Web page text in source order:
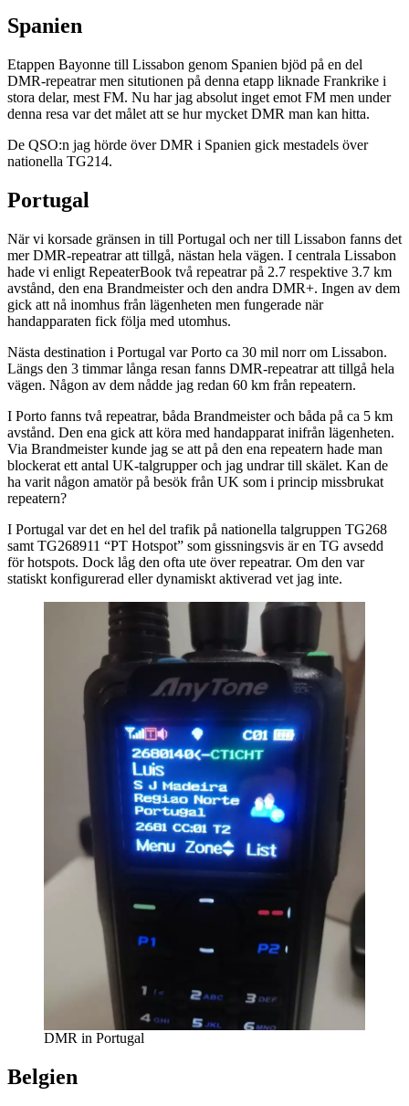
Spanien
Etappen Bayonne till Lissabon genom Spanien bjöd på en del
DMR-repeatrar men situtionen på denna etapp liknade Frankrike i
stora delar, mest FM. Nu har jag absolut inget emot FM men under
denna resa var det målet att se hur mycket DMR man kan hitta.
De QSO:n jag hörde över DMR i Spanien gick mestadels över
nationella TG214.
Portugal
När vi korsade gränsen in till Portugal och ner till Lissabon fanns det
mer DMR-repeatrar att tillgå, nästan hela vägen. I centrala Lissabon
hade vi enligt RepeaterBook två repeatrar på 2.7 respektive 3.7 km
avstånd, den ena Brandmeister och den andra DMR+. Ingen av dem
gick att nå inomhus från lägenheten men fungerade när
handapparaten fick följa med utomhus.
Nästa destination i Portugal var Porto ca 30 mil norr om Lissabon.
Längs den 3 timmar långa resan fanns DMR-repeatrar att tillgå hela
vägen. Någon av dem nådde jag redan 60 km från repeatern.
I Porto fanns två repeatrar, båda Brandmeister och båda på ca 5 km
avstånd. Den ena gick att köra med handapparat inifrån lägenheten.
Via Brandmeister kunde jag se att på den ena repeatern hade man
blockerat ett antal UK-talgrupper och jag undrar till skälet. Kan de
ha varit någon amatör på besök från UK som i princip missbrukat
repeatern?
I Portugal var det en hel del trafik på nationella talgruppen TG268
samt TG268911 “PT Hotspot” som gissningsvis är en TG avsedd
för hotspots. Dock låg den ofta ute över repeatrar. Om den var
statiskt konfigurerad eller dynamiskt aktiverad vet jag inte.
DMR in Portugal
Belgien